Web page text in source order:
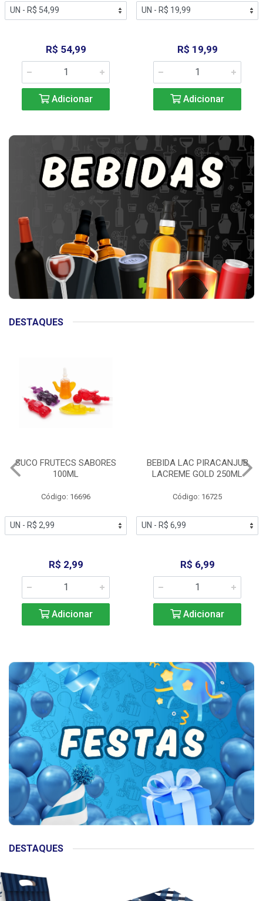
R$ 54,99
Adicionar
R$ 19,99
Adicionar
DESTAQUES
SUCO FRUTECS SABORES
100ML
Código: 16696
R$ 2,99
Adicionar
BEBIDA LAC PIRACANJUB
LACREME GOLD 250ML
Código: 16725
R$ 6,99
Adicionar
DESTAQUES